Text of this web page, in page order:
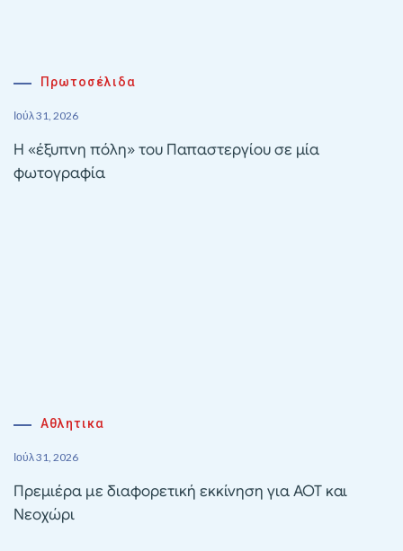
Πρωτοσέλιδα
Ιούλ 31, 2026
Η «έξυπνη πόλη» του Παπαστεργίου σε μία
φωτογραφία
Αθλητικα
Ιούλ 31, 2026
Πρεμιέρα με διαφορετική εκκίνηση για ΑΟΤ και
Νεοχώρι